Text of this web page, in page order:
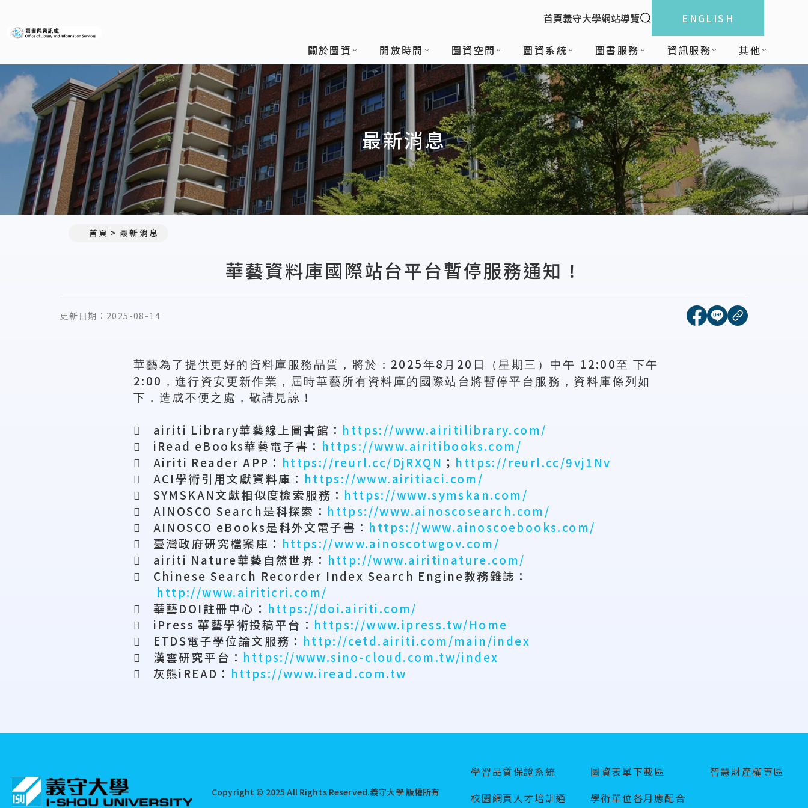
:::
首頁義守大學網站導覽 全站搜索ENGLISH
關於圖資 開放時間 圖資空間 圖資系統 圖書服務 資訊服務 其他
最新消息
首頁 最新消息
華藝資料庫國際站台平台暫停服務通知！
更新日期： 2025-08-14 [另開新視窗]分享到
[另開新視窗]分享
複製連結
華藝為了提供更好的資料庫服務品質，將於： 2025年8 月 20 日（星期三）中午 12:00至 下午
2:00 ，進行資安更新作業，屆時華藝所有資料庫的國際站台將暫停平台服務，資料庫條列如
下，造成不便之處，敬請見諒！
 airiti Library華藝線上圖書館： https://www.airitilibrary.com/

iRead eBooks華藝電子書： https://www.airitibooks.com/

Airiti Reader APP ： https://reurl.cc/DjRXQN ； https://reurl.cc/9vj1Nv

ACI學術引用文獻資料庫： https://www.airitiaci.com/

SYMSKAN文獻相似度檢索服務： https://www.symskan.com/

AINOSCO Search是科探索： https://www.ainoscosearch.com/

AINOSCO eBooks是科外文電子書： https://www.ainoscoebooks.com/

臺灣政府研究檔案庫： https://www.ainoscotwgov.com/

airiti Nature華藝自然世界： http://www.airitinature.com/

Chinese Search Recorder Index Search Engine教務雜誌：
http://www.airiticri.com/

華藝DOI註冊中心： https://doi.airiti.com/

iPress華藝學術投稿平台： https://www.ipress.tw/Home

ETDS電子學位論文服務： http://cetd.airiti.com/main/index

漢雲研究平台： https://www.sino-cloud.com.tw/index

灰熊iREAD ： https://www.iread.com.tw
Copyright © 2025 All Rights Reserved.義守大學 版權所有
學習品質保證系統 圖資表單下載區
智慧財產權專區
校園網頁人才培訓通
學術單位各月應配合